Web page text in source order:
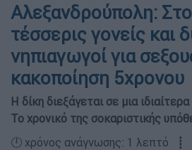
Αλεξανδρούπολη:
τέσσερις γονείς και
νηπιαγωγοί για
κακοποίηση 5χρονου
Η δίκη διεξάγεται σε μια
Το χρονικό της σοκαριστικής
🕛 χρόνος ανάγνωσης: 1 λεπτό